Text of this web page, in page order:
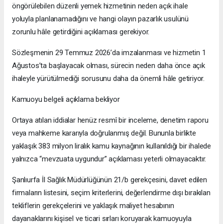
öngörülebilen düzenli yemek hizmetinin neden açık ihale
yoluyla planlanamadığını ve hangi olayın pazarlık usulünü
zorunlu hâle getirdiğini açıklaması gerekiyor.
Sözleşmenin 29 Temmuz 2026’da imzalanması ve hizmetin 1
Ağustos’ta başlayacak olması, sürecin neden daha önce açık
ihaleyle yürütülmediği sorusunu daha da önemli hâle getiriyor.
Kamuoyu belgeli açıklama bekliyor
Ortaya atılan iddialar henüz resmî bir inceleme, denetim raporu
veya mahkeme kararıyla doğrulanmış değil. Bununla birlikte
yaklaşık 383 milyon liralık kamu kaynağının kullanıldığı bir ihalede
yalnızca “mevzuata uygundur” açıklaması yeterli olmayacaktır.
Şanlıurfa İl Sağlık Müdürlüğünün 21/b gerekçesini, davet edilen
firmaların listesini, seçim kriterlerini, değerlendirme dışı bırakılan
tekliflerin gerekçelerini ve yaklaşık maliyet hesabının
dayanaklarını kişisel ve ticari sırları koruyarak kamuoyuyla